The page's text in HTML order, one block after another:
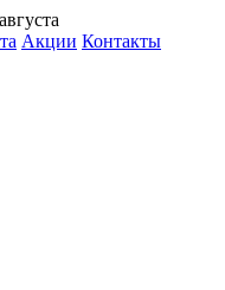
Акции Контакты